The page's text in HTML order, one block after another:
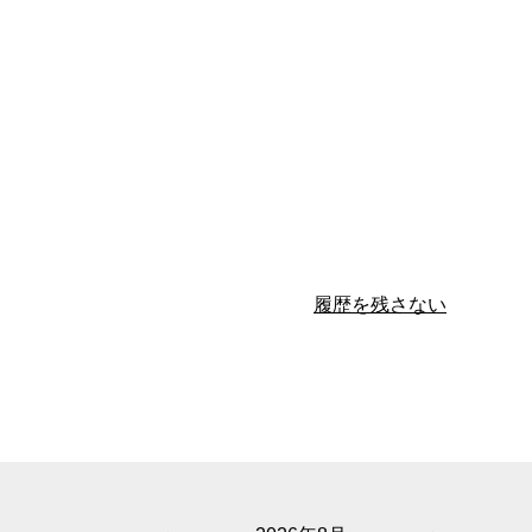
履歴を残さない